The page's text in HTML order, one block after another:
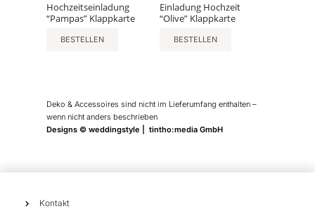
Hochzeitseinladung
“Pampas” Klappkarte
BESTELLEN
Einladung Hochzeit
“Olive” Klappkarte
BESTELLEN
Deko & Accessoires sind nicht im Lieferumfang enthalten –
wenn nicht anders beschrieben
Designs © weddingstyle | tintho:media GmbH
Kontakt